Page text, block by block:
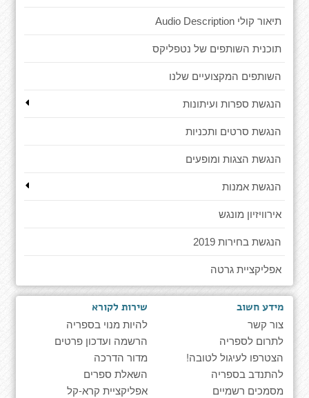
תיאור קולי Audio Description
תוכנית השותפים של נטפליקס
השותפים המקצועיים שלנו
הנגשת ספרות ועיתונות
הנגשת סרטים ותכניות
הנגשת הצגות ומופעים
הנגשת אמנות
אירוויזיון מונגש
הנגשת בחירות 2019
אפליקציית גרטה
מידע חשוב
צור קשר
לתרום לספריה
הצטרפו לעיגול לטובה!
להתנדב בספריה
מסמכים רשמיים
שירות לקורא
להיות מנוי בספריה
הרשמה ועדכון פרטים
מדור הדרכה
השאלת ספרים
אפליקציית קרא-קל